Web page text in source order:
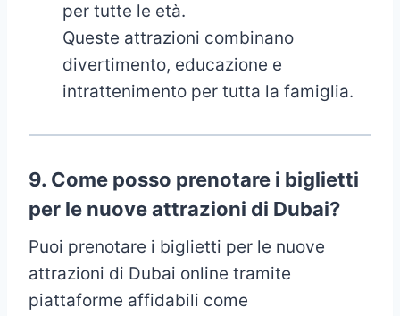
per tutte le età.
Queste attrazioni combinano
divertimento, educazione e
intrattenimento per tutta la famiglia.
9. Come posso prenotare i biglietti
per le nuove attrazioni di Dubai?
Puoi prenotare i biglietti per le nuove
attrazioni di Dubai online tramite
piattaforme affidabili come